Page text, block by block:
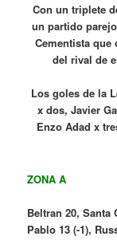
Con un triplete
un partido
Cementista que
del rival de
Los goles de la
x dos, Javier
Enzo Adad x
ZONA A
Beltran 20, Santa
Pablo 13 (-1),